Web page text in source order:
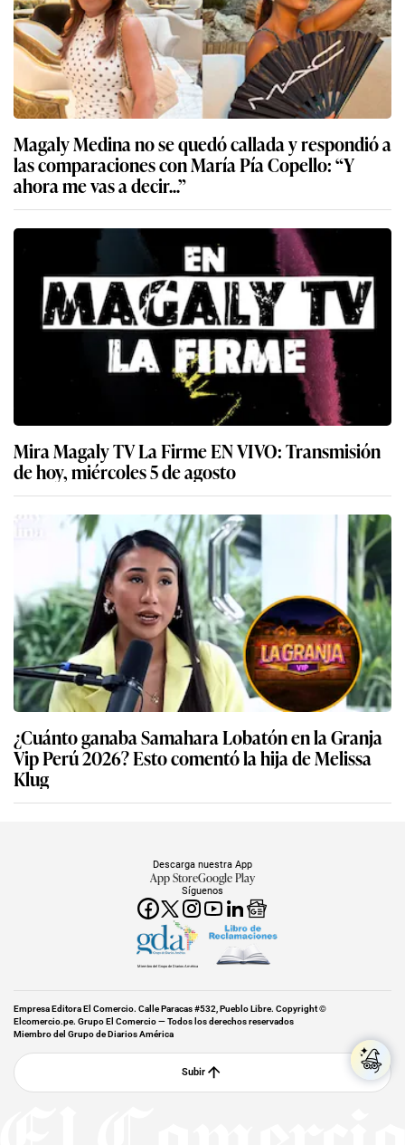
Magaly Medina no se quedó callada y respondió a
las comparaciones con María Pía Copello: “Y
ahora me vas a decir...”
Mira Magaly TV La Firme EN VIVO: Transmisión
de hoy, miércoles 5 de agosto
¿Cuánto ganaba Samahara Lobatón en la Granja
Vip Perú 2026? Esto comentó la hija de Melissa
Klug
Síguenos
Descarga nuestra App
App StoreGoogle Play
Miembro del Grupo de Diarios América
Empresa Editora El Comercio. Calle Paracas #532, Pueblo Libre. Copyright ©
Elcomercio.pe. Grupo El Comercio — Todos los derechos reservados
Miembro del Grupo de Diarios América
Subir